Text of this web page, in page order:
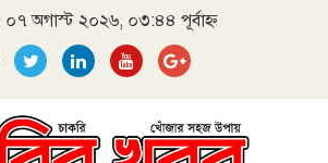
০৭ অগাস্ট ২০২৬, ০৩:৪৪ পূর্বাহ্ন